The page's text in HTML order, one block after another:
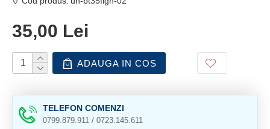
35,00 Lei
ADAUGA IN COS
TELEFON COMENZI
0799.879.911 / 0723.145.611